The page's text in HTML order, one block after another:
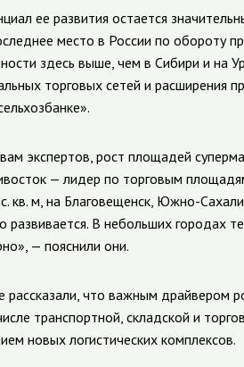
ее развития остается
место в России по обороту
здесь выше, чем в Сибири и на
торговых сетей и расширения
экспертов, рост площадей
— лидер по торговым
кв. м, на Благовещенск, Южно-
развивается. В небольших городах
— пояснили они.
рассказали, что важным драйвером
транспортной, складской и
новых логистических комплексов.